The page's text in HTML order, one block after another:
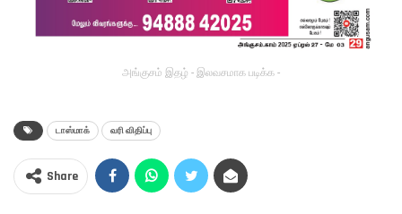
அங்குசம் இதழ் - இலவசமாக படிக்க -
டாஸ்மாக் வரி விதிப்பு
Share